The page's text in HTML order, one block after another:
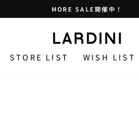
止
る
MORE SALE開催中！
STORE LIST WISH LIST